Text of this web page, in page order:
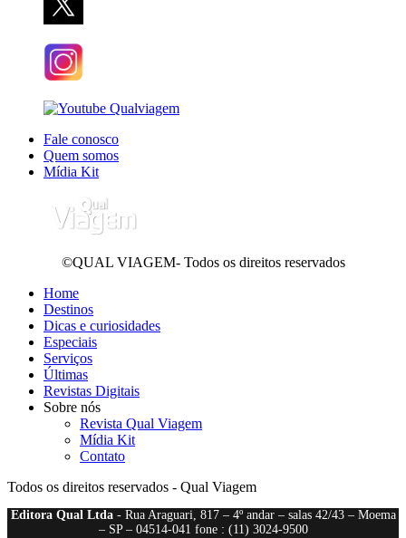
Fale conosco
Quem somos
Mídia Kit
©QUAL VIAGEM- Todos os direitos reservados
Home
Destinos
Dicas e curiosidades
Especiais
Serviços
Últimas
Revistas Digitais
Sobre nós
Revista Qual Viagem
Mídia Kit
Contato
Todos os direitos reservados - Qual Viagem
Editora Qual Ltda- Rua Araguari, 817 – 4º andar – salas 42/43 – Moema
– SP – 04514-041 fone : (11) 3024-9500